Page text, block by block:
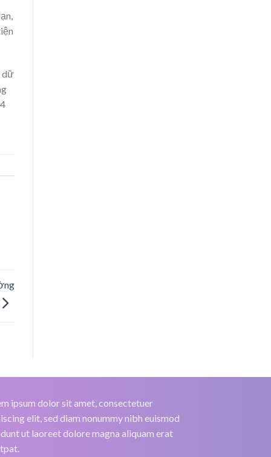
dữ
ipsum dolor sit amet, consectetuer
elit, sed diam nonummy nibh euismod
ut laoreet dolore magna aliquam erat